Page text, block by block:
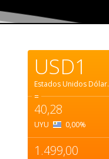
USD1
Estados Unidos Dólar.
=
40,28
UYU 0,00%
1.499,00